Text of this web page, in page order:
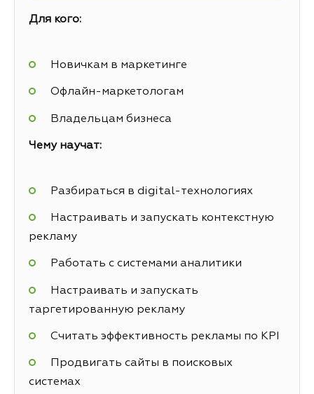
Для кого:
Новичкам в маркетинге
Офлайн-маркетологам
Владельцам бизнеса
Чему научат:
Разбираться в digital-технологиях
Настраивать и запускать контекстную
рекламу
Работать с системами аналитики
Настраивать и запускать
таргетированную рекламу
Считать эффективность рекламы по KPI
Продвигать сайты в поисковых
системах